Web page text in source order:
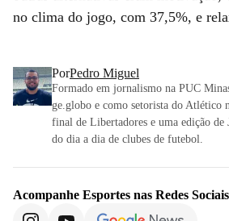
no clima do jogo, com 37,5%, e
PorPedro Miguel
Formado em jornalismo na PUC
ge.globo e como setorista do Atlético
final de Libertadores e uma edição de
do dia a dia de clubes de futebol.
Acompanhe Esportes nas Redes Sociais